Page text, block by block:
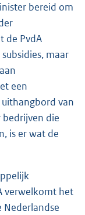
bereid om
de PvdA
maar
een
uithangbord van
bedrijven die
is er wat de
verwelkomt het
Nederlandse